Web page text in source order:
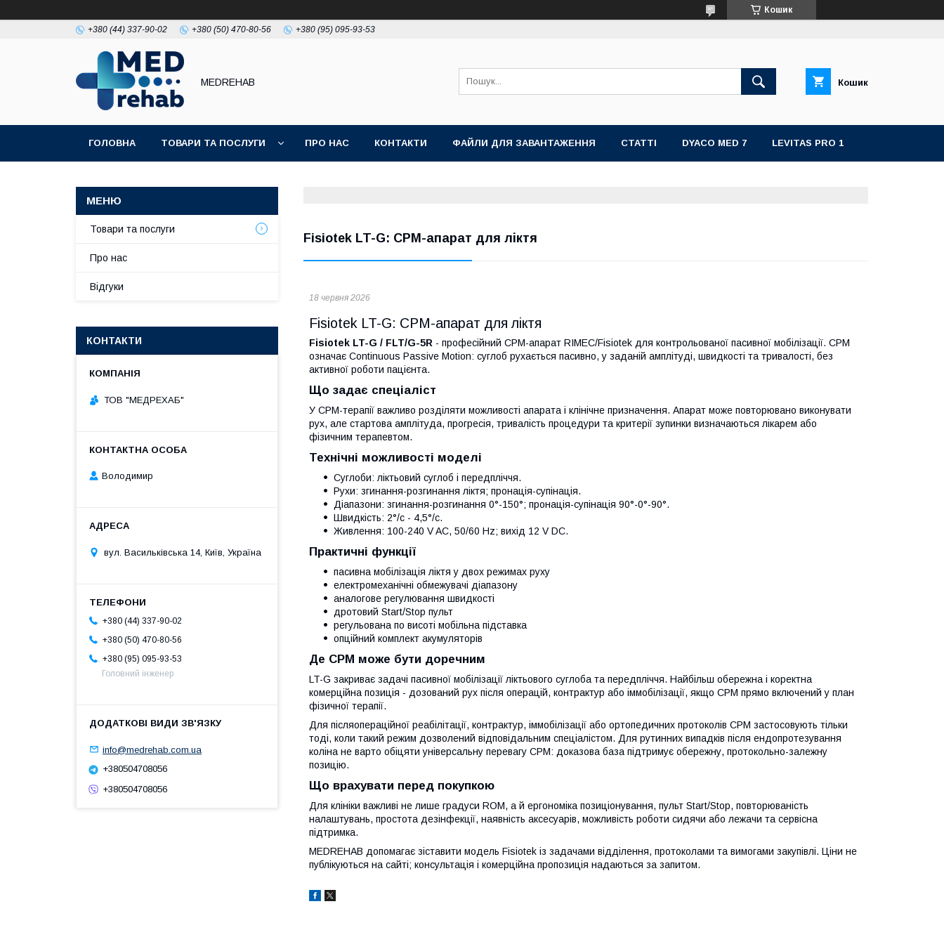
Кошик
+380 (44) 337-90-02 +380 (50) 470-80-56 +380 (95) 095-93-53
MEDREHAB Кошик
ГОЛОВНА ТОВАРИ ТА ПОСЛУГИ ПРО НАС КОНТАКТИ ФАЙЛИ ДЛЯ ЗАВАНТАЖЕННЯ СТАТТІ DYACO MED 7 LEVITAS PRO 1
Fisiotek LT-G: CPM-апарат для ліктя
18 червня 2026
Fisiotek LT-G: CPM-апарат для ліктя
Fisiotek LT-G / FLT/G-5R - професійний CPM-апарат RIMEC/Fisiotek для контрольованої пасивної мобілізації. CPM
означає Continuous Passive Motion: суглоб рухається пасивно, у заданій амплітуді, швидкості та тривалості, без
активної роботи пацієнта.
Що задає спеціаліст
У CPM-терапії важливо розділяти можливості апарата і клінічне призначення. Апарат може повторювано виконувати
рух, але стартова амплітуда, прогресія, тривалість процедури та критерії зупинки визначаються лікарем або
фізичним терапевтом.
Технічні можливості моделі
Суглоби: ліктьовий суглоб і передпліччя.
Рухи: згинання-розгинання ліктя; пронація-супінація.
Діапазони: згинання-розгинання 0°-150°; пронація-супінація 90°-0°-90°.
Швидкість: 2°/с - 4,5°/с.
Живлення: 100-240 V AC, 50/60 Hz; вихід 12 V DC.
Практичні функції
пасивна мобілізація ліктя у двох режимах руху
електромеханічні обмежувачі діапазону
аналогове регулювання швидкості
дротовий Start/Stop пульт
регульована по висоті мобільна підставка
опційний комплект акумуляторів
Де CPM може бути доречним
LT-G закриває задачі пасивної мобілізації ліктьового суглоба та передпліччя. Найбільш обережна і коректна
комерційна позиція - дозований рух після операцій, контрактур або іммобілізації, якщо CPM прямо включений у план
фізичної терапії.
Для післяопераційної реабілітації, контрактур, іммобілізації або ортопедичних протоколів CPM застосовують тільки
тоді, коли такий режим дозволений відповідальним спеціалістом. Для рутинних випадків після ендопротезування
коліна не варто обіцяти універсальну перевагу CPM: доказова база підтримує обережну, протокольно-залежну
позицію.
Що врахувати перед покупкою
Для клініки важливі не лише градуси ROM, а й ергономіка позиціонування, пульт Start/Stop, повторюваність
налаштувань, простота дезінфекції, наявність аксесуарів, можливість роботи сидячи або лежачи та сервісна
підтримка.
MEDREHAB допомагає зіставити модель Fisiotek із задачами відділення, протоколами та вимогами закупівлі. Ціни не
публікуються на сайті; консультація і комерційна пропозиція надаються за запитом.
Товари та послуги
Про нас
Відгуки
КОНТАКТИ
ТОВ "МЕДРЕХАБ"
Володимир
вул. Васильківська 14, Київ, Україна
+380 (44) 337-90-02
+380 (50) 470-80-56
+380 (95) 095-93-53
Головний інженер
info@medrehab.com.ua
+380504708056
+380504708056